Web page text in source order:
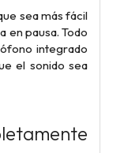
sea más fácil
en pausa. Todo
integrado
el sonido sea